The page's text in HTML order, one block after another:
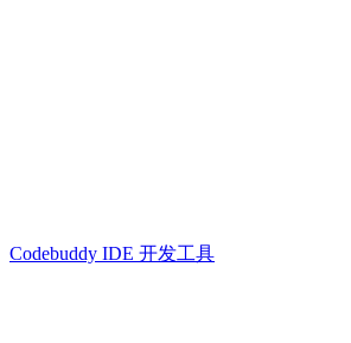
Codebuddy IDE 开发工具